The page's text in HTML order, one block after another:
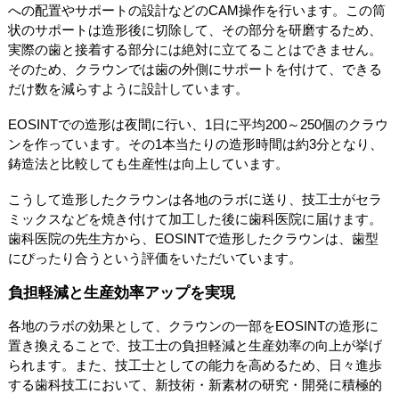
への配置やサポートの設計などのCAM操作を行います。この筒
状のサポートは造形後に切除して、その部分を研磨するため、
実際の歯と接着する部分には絶対に立てることはできません。
そのため、クラウンでは歯の外側にサポートを付けて、できる
だけ数を減らすように設計しています。
EOSINTでの造形は夜間に行い、1日に平均200～250個のクラウ
ンを作っています。その1本当たりの造形時間は約3分となり、
鋳造法と比較しても生産性は向上しています。
こうして造形したクラウンは各地のラボに送り、技工士がセラ
ミックスなどを焼き付けて加工した後に歯科医院に届けます。
歯科医院の先生方から、EOSINTで造形したクラウンは、歯型
にぴったり合うという評価をいただいています。
負担軽減と生産効率アップを実現
各地のラボの効果として、クラウンの一部をEOSINTの造形に
置き換えることで、技工士の負担軽減と生産効率の向上が挙げ
られます。また、技工士としての能力を高めるため、日々進歩
する歯科技工において、新技術・新素材の研究・開発に積極的